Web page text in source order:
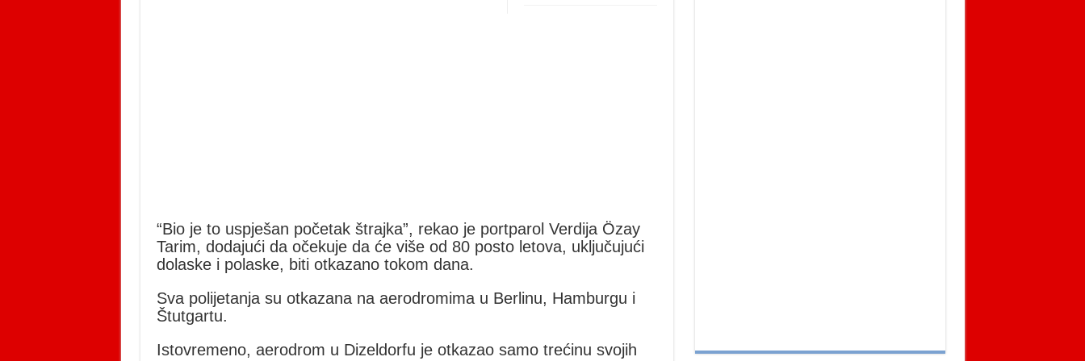
“Bio je to uspješan početak štrajka”, rekao je portparol Verdija Özay
Tarim, dodajući da očekuje da će više od 80 posto letova, uključujući
dolaske i polaske, biti otkazano tokom dana.
Sva polijetanja su otkazana na aerodromima u Berlinu, Hamburgu i
Štutgartu.
Istovremeno, aerodrom u Dizeldorfu je otkazao samo trećinu svojih